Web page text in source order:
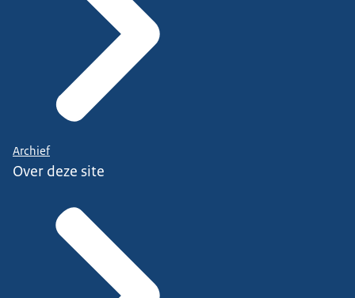
Archief
Over deze site